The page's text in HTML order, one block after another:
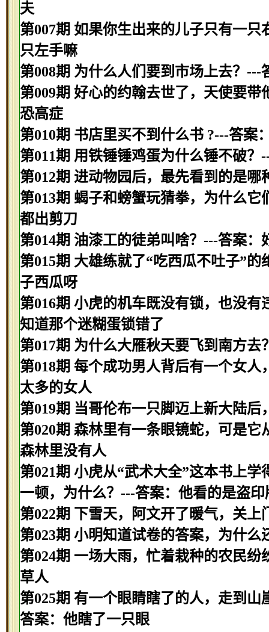
夫
第007期 如果你生出来的儿子只有一
只左手嘛
第008期 为什么人们要到市场上去？---
第009期 好心的约翰去世了，天使要
恐高症
第010期 书店里买不到什么书 ?---答案
第011期 用铁锤锤鸡蛋为什么锤不破
第012期 进动物园后，最先看到的是哪
第013期 蝎子和螃蟹玩猜拳，为什么
都出剪刀
第014期 油漆工的徒弟叫啥？---答案：
第015期 大雄练就了“吃西瓜不吐子”
子西瓜呀
第016期 小虎的机车既没有锁，也没
知道那个迷糊蛋锁错了
第017期 为什么大雁秋天要飞到南方去
第018期 每个成功男人背后有一个女
太多的女人
第019期 当哥伦布一只脚迈上新大陆
第020期 森林里有一条眼镜蛇，可是
森林里没有人
第021期 小虎从“武术大全”这本书上
一顿，为什么？---答案：他看的是盗印
第022期 下雪天，阿文开了暖气，关
第023期 小明知道试卷的答案，为什
第024期 一场大雨，忙着栽种的农民
草人
第025期 有一个眼睛瞎了的人，走到
答案：他瞎了一只眼